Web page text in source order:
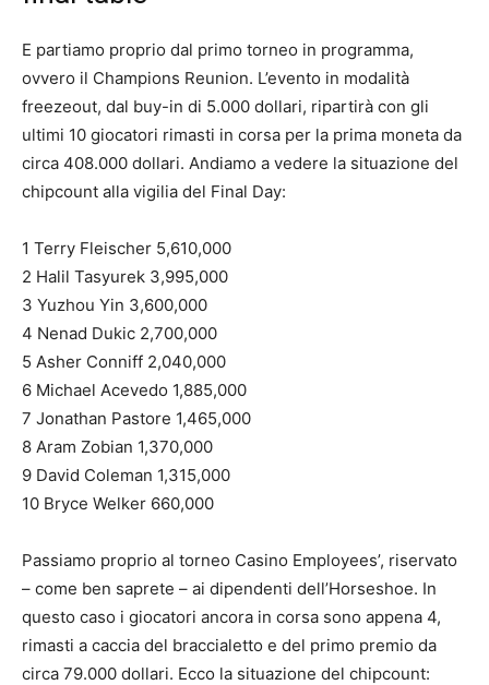
E partiamo proprio dal primo torneo in programma,
ovvero il Champions Reunion. L’evento in modalità
freezeout, dal buy-in di 5.000 dollari, ripartirà con gli
ultimi 10 giocatori rimasti in corsa per la prima moneta da
circa 408.000 dollari. Andiamo a vedere la situazione del
chipcount alla vigilia del Final Day:
1 Terry Fleischer 5,610,000
2 Halil Tasyurek 3,995,000
3 Yuzhou Yin 3,600,000
4 Nenad Dukic 2,700,000
5 Asher Conniff 2,040,000
6 Michael Acevedo 1,885,000
7 Jonathan Pastore 1,465,000
8 Aram Zobian 1,370,000
9 David Coleman 1,315,000
10 Bryce Welker 660,000
Passiamo proprio al torneo Casino Employees’, riservato
– come ben saprete – ai dipendenti dell’Horseshoe. In
questo caso i giocatori ancora in corsa sono appena 4,
rimasti a caccia del braccialetto e del primo premio da
circa 79.000 dollari. Ecco la situazione del chipcount: